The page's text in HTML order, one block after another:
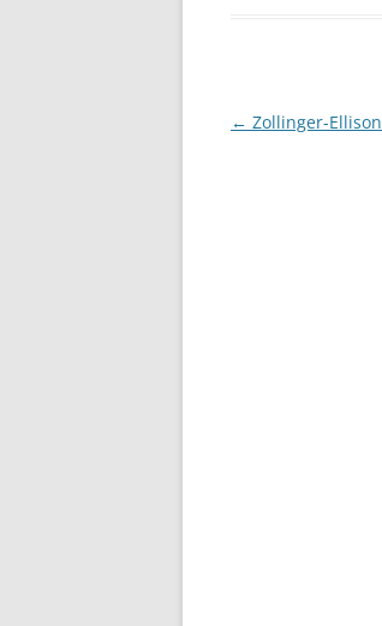
Post
← Zollinger-Ellison